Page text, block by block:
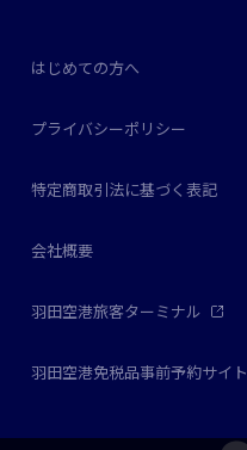
はじめての方へ
プライバシーポリシー
特定商取引法に基づく表記
会社概要
羽田空港旅客ターミナル
羽田空港免税品事前予約サイト